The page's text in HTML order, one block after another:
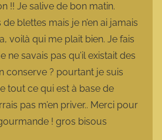
!! Je salive de bon matin.
de blettes mais je n’en ai jamais
voilà qui me plait bien. Je fais
ne savais pas qu’il existait des
conserve ? pourtant je suis
tout ce qui est à base de
pas m’en priver.. Merci pour
! gros bisous